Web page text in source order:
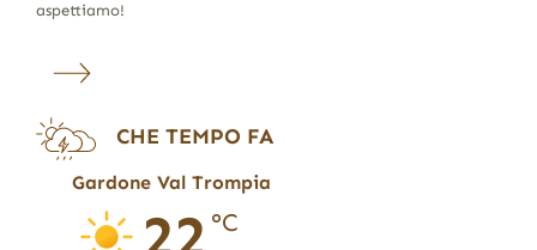
aspettiamo!
CHE TEMPO FA
Gardone Val Trompia
°C